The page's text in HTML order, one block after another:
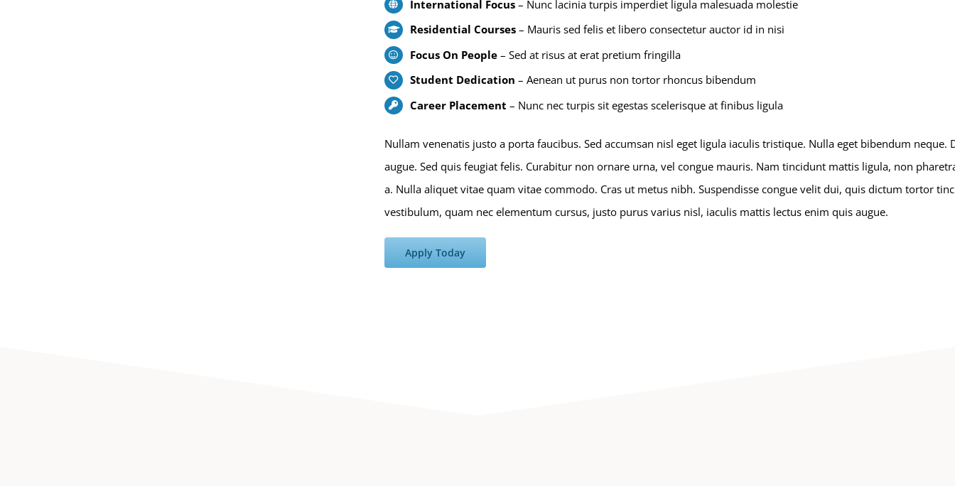
International Focus – Nunc lacinia turpis imperdiet ligula malesuada molestie
Residential Courses – Mauris sed felis et libero consectetur auctor id in nisi
Focus On People – Sed at risus at erat pretium fringilla
Student Dedication – Aenean ut purus non tortor rhoncus bibendum
Career Placement – Nunc nec turpis sit egestas scelerisque at finibus ligula
Nullam venenatis justo a porta faucibus. Sed accumsan nisl eget ligula iaculis tristique. Nulla eget bibendum neque.
augue. Sed quis feugiat felis. Curabitur non ornare urna, vel congue mauris. Nam tincidunt mattis ligula, non
a. Nulla aliquet vitae quam vitae commodo. Cras ut metus nibh. Suspendisse congue velit dui, quis dictum tortor
vestibulum, quam nec elementum cursus, justo purus varius nisl, iaculis mattis lectus enim quis augue.
Apply Today